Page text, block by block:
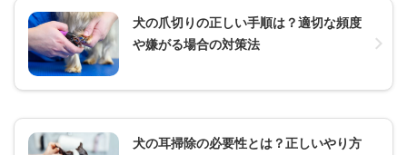
犬の爪切りの正しい手順は？適切な頻度
や嫌がる場合の対策法
犬の耳掃除の必要性とは？正しいやり方